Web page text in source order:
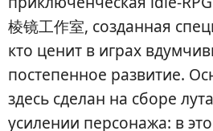
棱镜工作室, созданная
кто ценит в играх
постепенное развитие.
здесь сделан на сборе
усилении персонажа: в